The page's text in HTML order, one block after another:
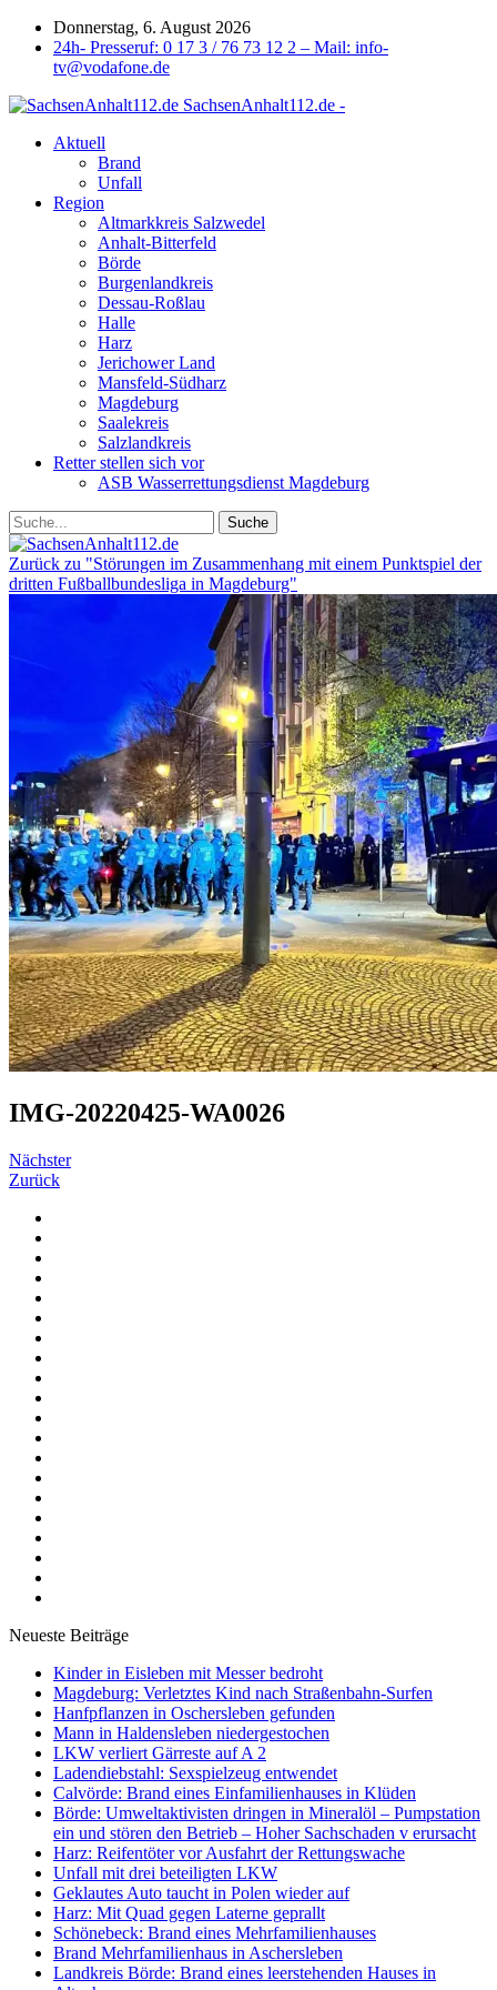
Donnerstag, 6. August 2026
24h- Presseruf: 0 17 3 / 76 73 12 2 – Mail: info-
tv@vodafone.de
SachsenAnhalt112.de -
Aktuell
Brand
Unfall
Region
Altmarkkreis Salzwedel
Anhalt-Bitterfeld
Börde
Burgenlandkreis
Dessau-Roßlau
Halle
Harz
Jerichower Land
Mansfeld-Südharz
Magdeburg
Saalekreis
Salzlandkreis
Retter stellen sich vor
ASB Wasserrettungsdienst Magdeburg
Zurück zu "Störungen im Zusammenhang mit einem Punktspiel der
dritten Fußballbundesliga in Magdeburg"
IMG-20220425-WA0026
Nächster
Zurück
Neueste Beiträge
Kinder in Eisleben mit Messer bedroht
Magdeburg: Verletztes Kind nach Straßenbahn-Surfen
Hanfpflanzen in Oschersleben gefunden
Mann in Haldensleben niedergestochen
LKW verliert Gärreste auf A 2
Ladendiebstahl: Sexspielzeug entwendet
Calvörde: Brand eines Einfamilienhauses in Klüden
Börde: Umweltaktivisten dringen in Mineralöl – Pumpstation
ein und stören den Betrieb – Hoher Sachschaden v erursacht
Harz: Reifentöter vor Ausfahrt der Rettungswache
Unfall mit drei beteiligten LKW
Geklautes Auto taucht in Polen wieder auf
Harz: Mit Quad gegen Laterne geprallt
Schönebeck: Brand eines Mehrfamilienhauses
Brand Mehrfamilienhaus in Aschersleben
Landkreis Börde: Brand eines leerstehenden Hauses in